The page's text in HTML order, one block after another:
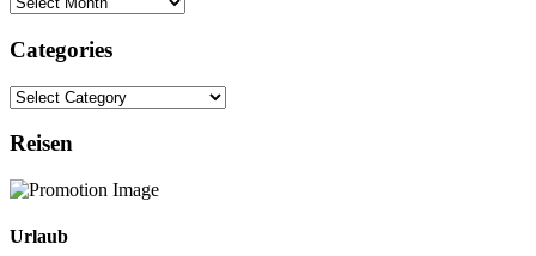
ab
Categories
Categories
Reisen
Urlaub